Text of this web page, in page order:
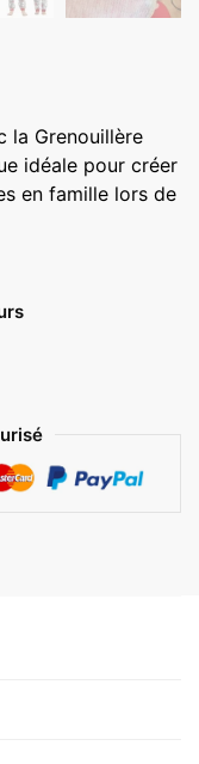
la Grenouillère
idéale pour créer
en famille lors de